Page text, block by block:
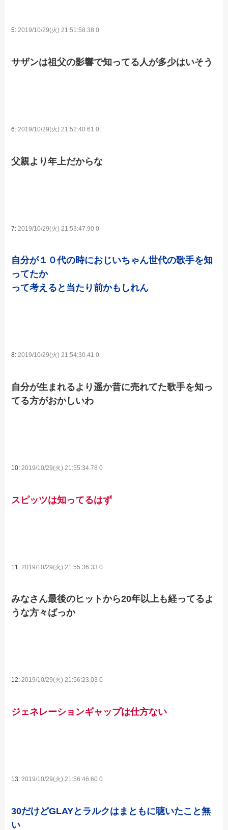
5:2019/10/29(火) 21:51:58.38 0
サザンは祖父の影響で知ってる人が多少はいそう
6:2019/10/29(火) 21:52:40.61 0
父親より年上だからな
7: 2019/10/29(火) 21:53:47.90 0
自分が１０代の時におじいちゃん世代の歌手を知
ってたか
って考えると当たり前かもしれん
8:2019/10/29(火) 21:54:30.41 0
自分が生まれるより遥か昔に売れてた歌手を知っ
てる方がおかしいわ
10:2019/10/29(火) 21:55:34.78 0
スピッツは知ってるはず
11: 2019/10/29(火) 21:55:36.33 0
みなさん最後のヒットから20年以上も経ってるよ
うな方々ばっか
12:2019/10/29(火) 21:56:23.03 0
ジェネレーションギャップは仕方ない
13:2019/10/29(火) 21:56:46.60 0
30だけどGLAYとラルクはまともに聴いたこと無
い